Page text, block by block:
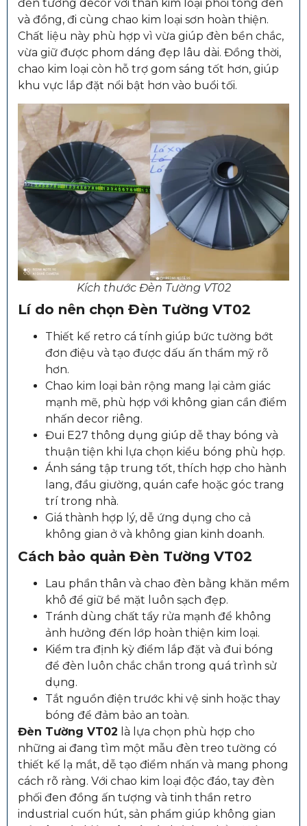
đèn tường decor với thân kim loại phối tông đen
và đồng, đi cùng chao kim loại sơn hoàn thiện.
Chất liệu này phù hợp vì vừa giúp đèn bền chắc,
vừa giữ được phom dáng đẹp lâu dài. Đồng thời,
chao kim loại còn hỗ trợ gom sáng tốt hơn, giúp
khu vực lắp đặt nổi bật hơn vào buổi tối.
Kích thước Đèn Tường VT02
Lí do nên chọn Đèn Tường VT02
Thiết kế retro cá tính giúp bức tường bớt
đơn điệu và tạo được dấu ấn thẩm mỹ rõ
hơn.
Chao kim loại bản rộng mang lại cảm giác
mạnh mẽ, phù hợp với không gian cần điểm
nhấn decor riêng.
Đui E27 thông dụng giúp dễ thay bóng và
thuận tiện khi lựa chọn kiểu bóng phù hợp.
Ánh sáng tập trung tốt, thích hợp cho hành
lang, đầu giường, quán cafe hoặc góc trang
trí trong nhà.
Giá thành hợp lý, dễ ứng dụng cho cả
không gian ở và không gian kinh doanh.
Cách bảo quản Đèn Tường VT02
Lau phần thân và chao đèn bằng khăn mềm
khô để giữ bề mặt luôn sạch đẹp.
Tránh dùng chất tẩy rửa mạnh để không
ảnh hưởng đến lớp hoàn thiện kim loại.
Kiểm tra định kỳ điểm lắp đặt và đui bóng
để đèn luôn chắc chắn trong quá trình sử
dụng.
Tắt nguồn điện trước khi vệ sinh hoặc thay
bóng để đảm bảo an toàn.
Đèn Tường VT02 là lựa chọn phù hợp cho
những ai đang tìm một mẫu đèn treo tường có
thiết kế lạ mắt, dễ tạo điểm nhấn và mang phong
cách rõ ràng. Với chao kim loại độc đáo, tay đèn
phối đen đồng ấn tượng và tinh thần retro
industrial cuốn hút, sản phẩm giúp không gian